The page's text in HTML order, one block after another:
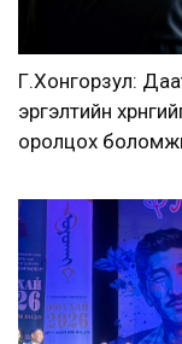
Г.Хонгорзул:
эргэлтийн
оролцох